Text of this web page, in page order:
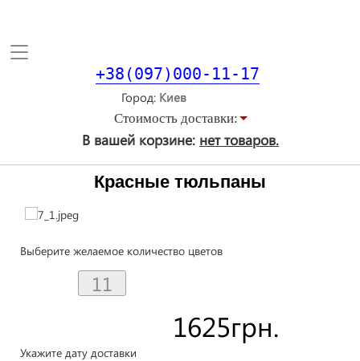
Toggle
+38(097)000-11-17
Город
Стоимость доставки:
В вашей корзине: нет товаров.
Красные тюльпаны
Выберите желаемое количество цветов
1625грн.
Укажите дату доставки